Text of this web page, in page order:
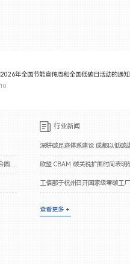
年全国节能宣传周和全国低碳日活动的通知
抢抓碳补贴新机，共创粪污双效价值——第二期四川绿色产业金融研讨会圆满落幕
行业新闻
深耕碳足迹体系建设 成都以低碳
欧盟 CBAM 碳关税扩围时间表明
查看更多 +